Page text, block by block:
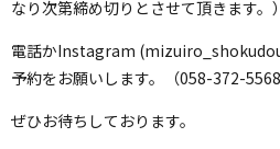
なり次第締め切りとさせて頂きます。）
電話かInstagram
予約をお願いします。（058-372-5568
ぜひお待ちしております。